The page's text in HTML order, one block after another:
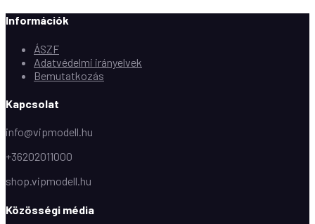
Információk
ÁSZF
Adatvédelmi irányelvek
Bemutatkozás
Kapcsolat
info@vipmodell.hu
+36202011000
shop.vipmodell.hu
Közösségi média